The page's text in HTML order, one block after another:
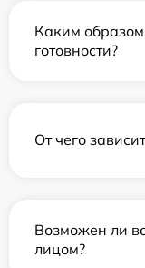
Каким
готовности?
От чего
Возможен ли
лицом?